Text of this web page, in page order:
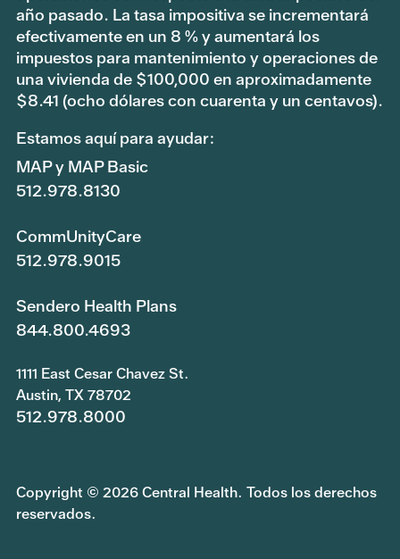
año pasado. La tasa impositiva se incrementará
efectivamente en un 8 % y aumentará los
impuestos para mantenimiento y operaciones de
una vivienda de $100,000 en aproximadamente
$8.41 (ocho dólares con cuarenta y un centavos).
Estamos aquí para ayudar:
MAP y MAP Basic
512.978.8130
CommUnityCare
512.978.9015
Sendero Health Plans
844.800.4693
1111 East Cesar Chavez St.
Austin, TX 78702
512.978.8000
Copyright © 2026 Central Health. Todos los derechos
reservados.